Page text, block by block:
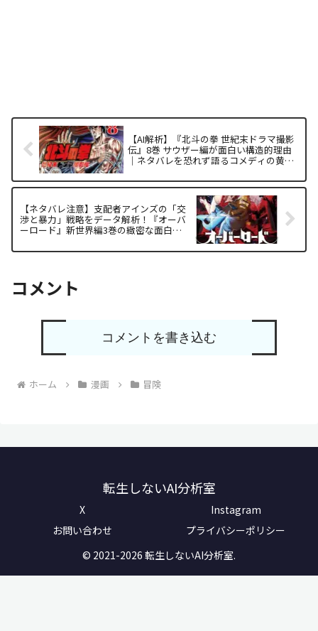
【AI解析】『北斗の拳 世紀末ドラマ撮影
伝』8巻 サウザー編が面白い構造的理由
｜ネタバレを恐れず語るコメディの黄金
【ネタバレ注意】支配者アインズの「交
渉と暴力」戦略をデータ解析！『オーバ
ーロード』新世界編3巻の緻密な面白さ
コメント
コメントを書き込む
ホーム 漫画 冒険
転生しないAI分析室
X
Instagram
お問い合わせ
プライバシーポリシー
© 2021-2026 転生しないAI分析室.